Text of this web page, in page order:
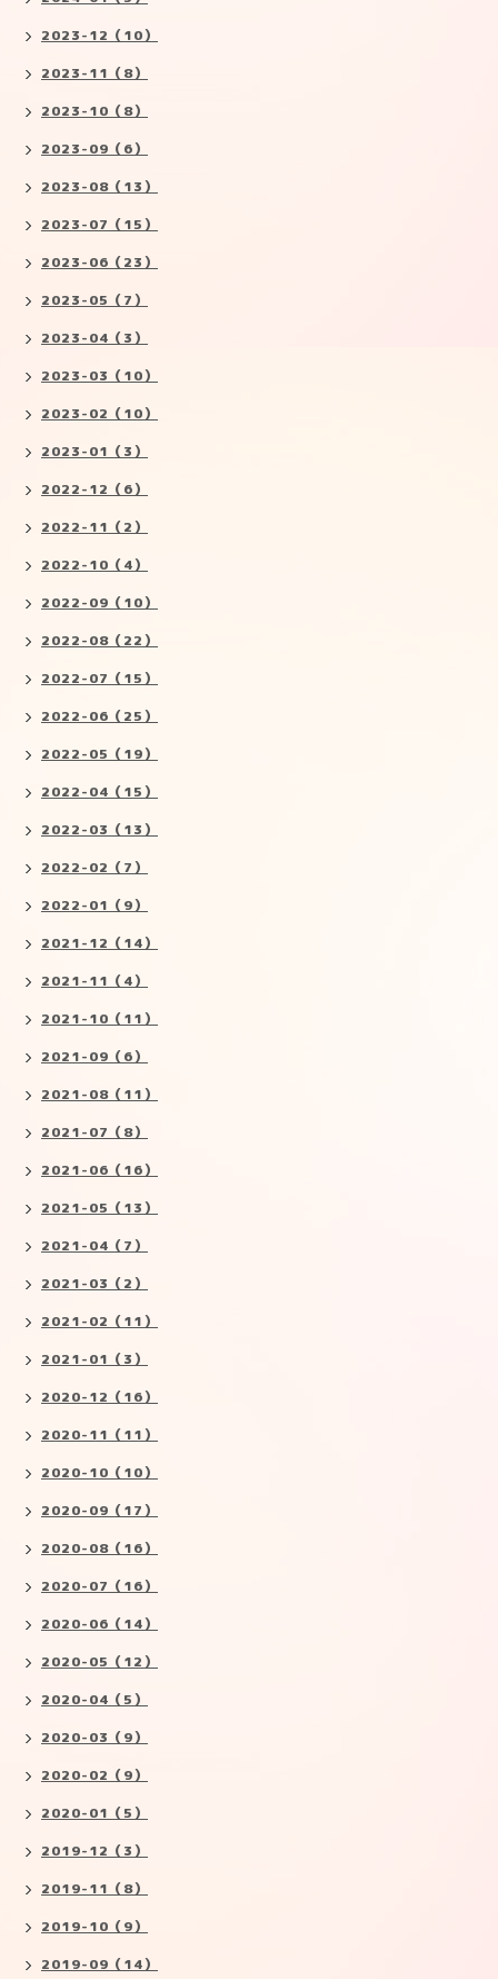
2023-12（10）
2023-11（8）
2023-10（8）
2023-09（6）
2023-08（13）
2023-07（15）
2023-06（23）
2023-05（7）
2023-04（3）
2023-03（10）
2023-02（10）
2023-01（3）
2022-12（6）
2022-11（2）
2022-10（4）
2022-09（10）
2022-08（22）
2022-07（15）
2022-06（25）
2022-05（19）
2022-04（15）
2022-03（13）
2022-02（7）
2022-01（9）
2021-12（14）
2021-11（4）
2021-10（11）
2021-09（6）
2021-08（11）
2021-07（8）
2021-06（16）
2021-05（13）
2021-04（7）
2021-03（2）
2021-02（11）
2021-01（3）
2020-12（16）
2020-11（11）
2020-10（10）
2020-09（17）
2020-08（16）
2020-07（16）
2020-06（14）
2020-05（12）
2020-04（5）
2020-03（9）
2020-02（9）
2020-01（5）
2019-12（3）
2019-11（8）
2019-10（9）
2019-09（14）